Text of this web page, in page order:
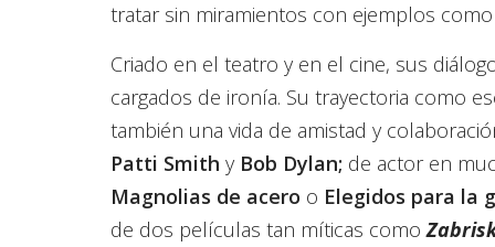
tratar sin miramientos con ejemplos como
Criado en el teatro y en el cine, sus
cargados de ironía. Su trayectoria como
también una vida de amistad y
Patti Smith y Bob Dylan; de actor en
Magnolias de acero o Elegidos para la
de dos películas tan míticas como